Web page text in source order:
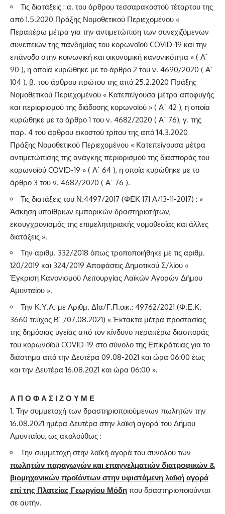
Τις διατάξεις : α. του άρθρου τεσσαρακοστού τέταρτου της
από 1.5.2020 Πράξης Νομοθετικού Περιεχομένου «
Περαιτέρω μέτρα για την αντιμετώπιση των συνεχιζόμενων
συνεπειών της πανδημίας του κορωνοϊού COVID-19 και την
επάνοδο στην κοινωνική και οικονομική κανονικότητα » ( Α΄
90 ), η οποία κυρώθηκε με το άρθρο 2 του ν. 4690/2020 ( Α΄
104 ), β. του άρθρου πρώτου της από 25.2.2020 Πράξης
Νομοθετικού Περιεχομένου « Κατεπείγουσα μέτρα αποφυγής
και περιορισμού της διάδοσης κορωνοϊού » ( Α΄ 42 ), η οποία
κυρώθηκε με το άρθρο 1 του ν. 4682/2020 ( Α΄ 76), γ. της
παρ. 4 του άρθρου εικοστού τρίτου της από 14.3.2020
Πράξης Νομοθετικού Περιεχομένου « Κατεπείγουσα μέτρα
αντιμετώπισης της ανάγκης περιορισμού της διασποράς του
κορωνοϊού COVID-19 » ( Α΄ 64 ), η οποία κυρώθηκε με το
άρθρο 3 του ν. 4682/2020 ( Α΄ 76 ).
Τις διατάξεις του Ν.4497/2017 (ΦΕΚ 171 Α/13-11-2017) : «
Άσκηση υπαίθριων εμπορικών δραστηριοτήτων,
εκσυγχρονισμός της επιμελητηριακής νομοθεσίας και άλλες
διατάξεις ».
Την αριθμ. 332/2018 όπως τροποποιήθηκε με τις αριθμ.
120/2019 και 324/2019 Αποφάσεις Δημοτικού Σ/λίου «
Έγκριση Κανονισμού Λειτουργίας Λαϊκών Αγορών Δήμου
Αμυνταίου ».
Την Κ.Υ.Α. με Αριθμ. Δ1α/Γ.Π.οικ.: 49762/2021 (Φ.Ε.Κ.
3660 τεύχος Β΄ /07.08.2021) « Έκτακτα μέτρα προστασίας
της δημόσιας υγείας από τον κίνδυνο περαιτέρω διασποράς
του κορωνοϊού COVID-19 στο σύνολο της Επικράτειας για το
διάστημα από την Δευτέρα 09.08-2021 και ώρα 06:00 έως
και την Δευτέρα 16.08.2021 και ώρα 06:00 ».
Α Π Ο Φ Α Σ Ι Ζ Ο Υ Μ Ε
Την συμμετοχή των δραστηριοποιούμενων πωλητών την
16.08.2021 ημέρα Δευτέρα στην λαϊκή αγορά του Δήμου
Αμυνταίου, ως ακολούθως :
Την συμμετοχή στην λαϊκή αγορά του συνόλου των
πωλητών παραγωγών και επαγγελματιών διατροφικών &
βιομηχανικών προϊόντων στην υφιστάμενη λαϊκή αγορά
επί της Πλατείας Γεωργίου Μόδη που δραστηριοποιούνται
σε αυτήν.